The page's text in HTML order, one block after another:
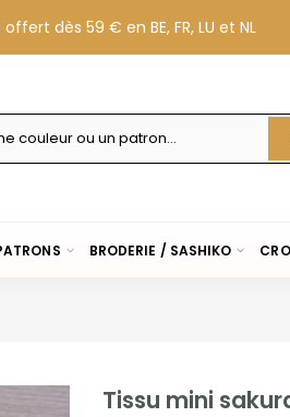
dès 59 € en BE, FR, LU et NL
BRODERIE / SASHIKO
Tissu mini